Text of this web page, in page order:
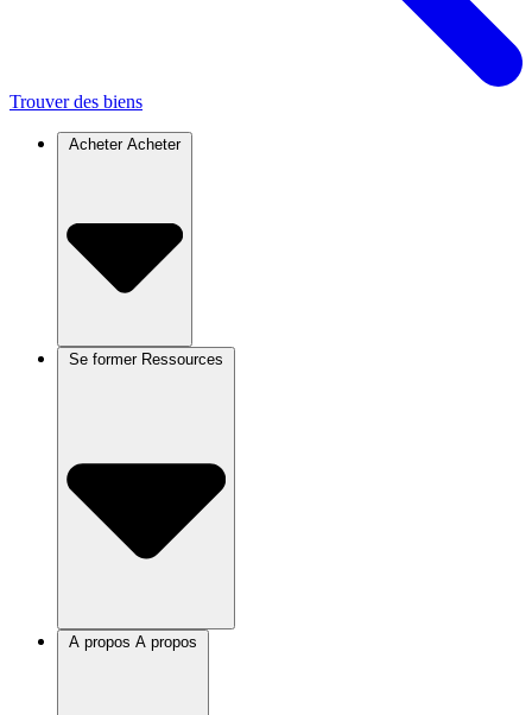
Trouver des biens
Acheter Acheter
Se former
A propos